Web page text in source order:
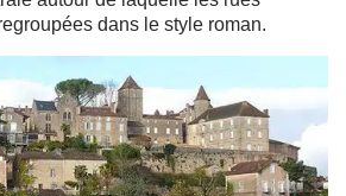
dans le style roman.